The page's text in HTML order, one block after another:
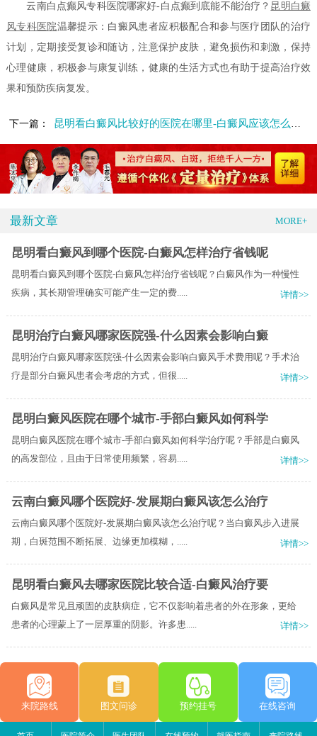
云南白点癫风专科医院哪家好-白点癫到底能不能治疗？ 昆明白癜
风专科医院温馨提示：白癜风患者应积极配合和参与医疗团队的治疗
计划，定期接受复诊和随访，注意保护皮肤，避免损伤和刺激，保持
心理健康，积极参与康复训练，健康的生活方式也有助于提高治疗效
果和预防疾病复发。
下一篇： 昆明看白癜风比较好的医院在哪里-白癜风应该怎么治疗才有用
最新文章 MORE+
昆明看白癜风到哪个医院-白癜风怎样治疗省钱呢
昆明看白癜风到哪个医院-白癜风怎样治疗省钱呢？白癜风作为一种慢性
疾病，其长期管理确实可能产生一定的费.....
详情>>
昆明治疗白癜风哪家医院强-什么因素会影响白癜
昆明治疗白癜风哪家医院强-什么因素会影响白癜风手术费用呢？手术治
疗是部分白癜风患者会考虑的方式，但很.....
详情>>
昆明白癜风医院在哪个城市-手部白癜风如何科学
昆明白癜风医院在哪个城市-手部白癜风如何科学治疗呢？手部是白癜风
的高发部位，且由于日常使用频繁，容易.....
详情>>
云南白癜风哪个医院好-发展期白癜风该怎么治疗
云南白癜风哪个医院好-发展期白癜风该怎么治疗呢？当白癜风步入进展
期，白斑范围不断拓展、边缘更加模糊，.....
详情>>
昆明看白癜风去哪家医院比较合适-白癜风治疗要
白癜风是常见且顽固的皮肤病症，它不仅影响着患者的外在形象，更给
患者的心理蒙上了一层厚重的阴影。许多患.....
详情>>
来院路线 图文问诊 预约挂号 在线咨询